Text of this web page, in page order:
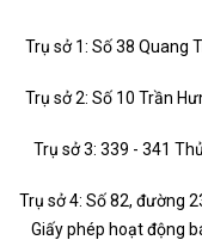
Trụ sở 1: Số 38 Quang
Trụ sở 2: Số 10 Trần
Trụ sở 3: 339 - 341
Trụ sở 4: Số 82, đường
Giấy phép hoạt động